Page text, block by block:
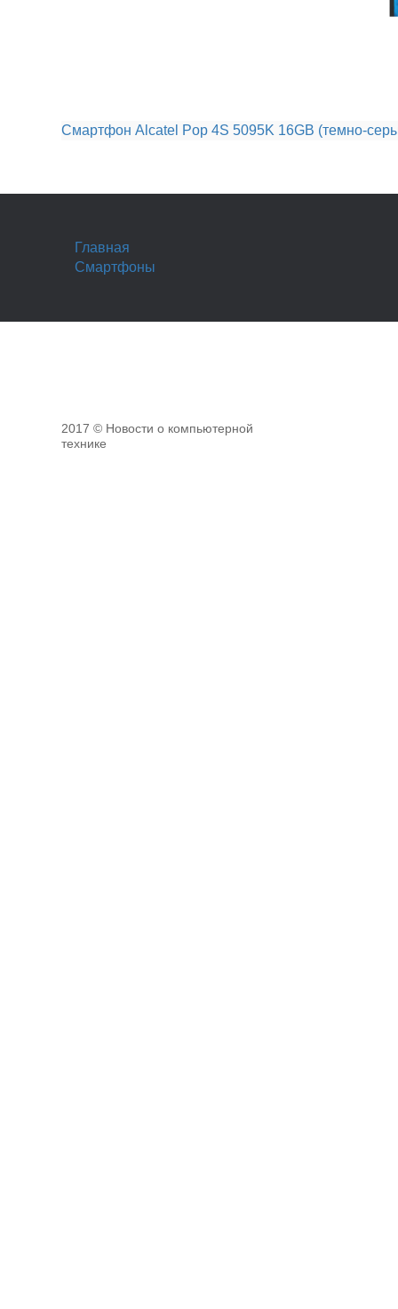
Смартфон Alcatel Pop 4S 5095K 16GB (темно-
Главная
Смартфоны
2017 © Новости о компьютерной
технике